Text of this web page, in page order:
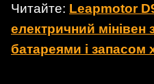
Читайте: Leapmotor
електричний мінівен
батареями і